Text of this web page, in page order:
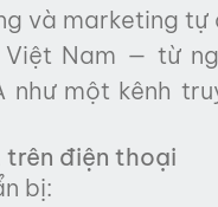
và marketing
Nam — từ
một kênh
trên điện thoại
bị: